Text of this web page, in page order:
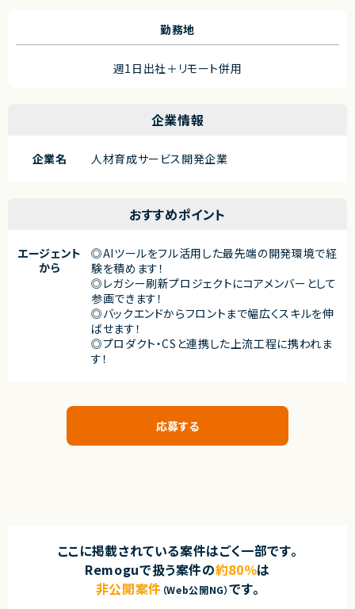
勤務地
週1日出社＋リモート併用
企業情報
企業名 人材育成サービス開発企業
おすすめポイント
エージェント
から
◎AIツールをフル活用した最先端の開発環境で経
験を積めます！
◎レガシー刷新プロジェクトにコアメンバーとして
参画できます！
◎バックエンドからフロントまで幅広くスキルを伸
ばせます！
◎プロダクト・CSと連携した上流工程に携われま
す！
応募する
ここに掲載されている案件はごく一部です。
Remoguで扱う案件の約80％は
非公開案件 （Web公開NG）です。